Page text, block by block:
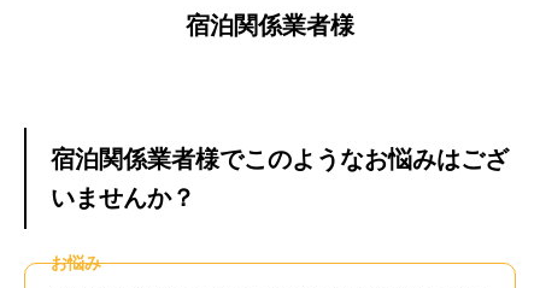
宿泊関係業者様
宿泊関係業者様でこのようなお悩みはござ
いませんか？
お悩み